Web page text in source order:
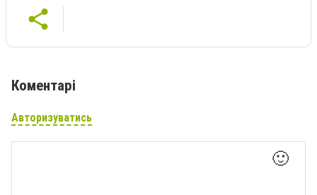
Коментарі
Авторизуватись
🙂